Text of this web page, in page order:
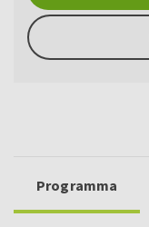
Programma